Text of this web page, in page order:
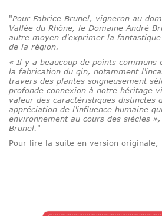
"Pour Fabrice Brunel, vigneron au
Vallée du Rhône, le Domaine André
autre moyen d'exprimer la
de la région.
« Il y a beaucoup de points
la fabrication du gin, notamment
travers des plantes soigneusement
profonde connexion à notre héritage
valeur des caractéristiques distinctes
appréciation de l'influence humaine
environnement au cours des siècles
Brunel."
Pour lire la suite en version originale,